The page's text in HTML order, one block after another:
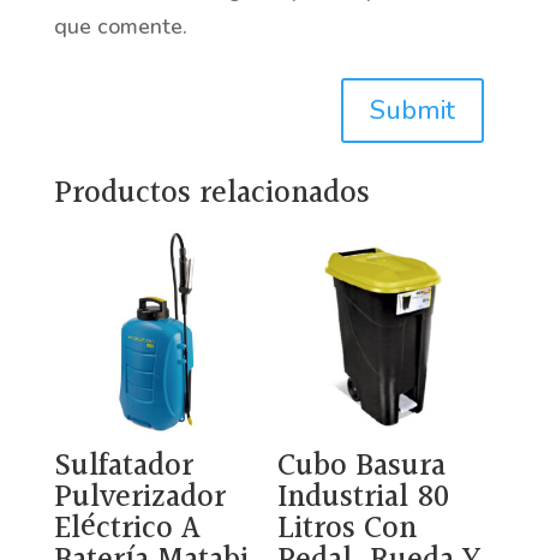
que comente.
Submit
Productos relacionados
Sulfatador
Pulverizador
Eléctrico A
Cubo Basura
Industrial 80
Litros Con